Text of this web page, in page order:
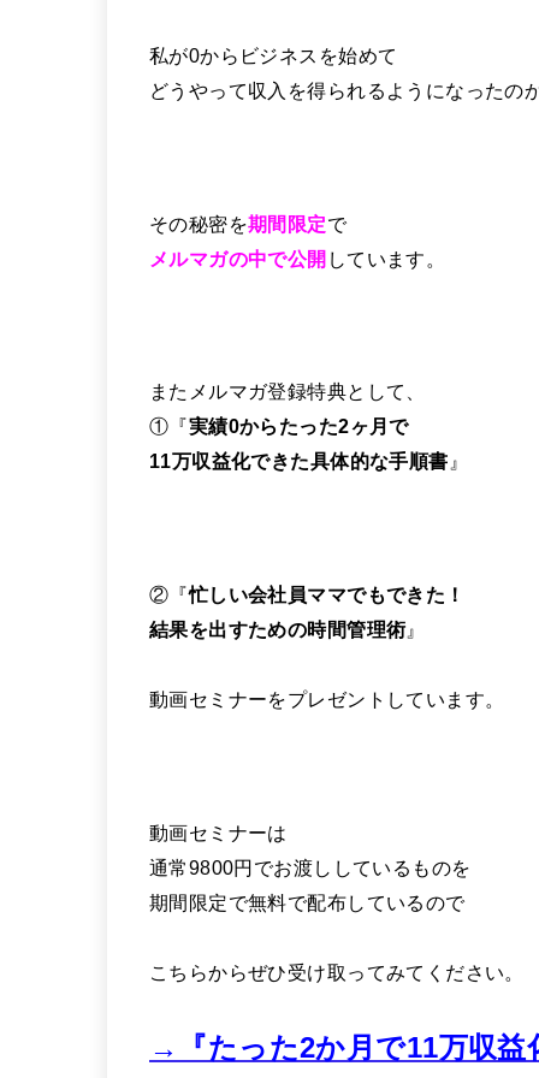
私が0からビジネスを始めて
どうやって収入を得られるようになったの
その秘密を期間限定で
メルマガの中で公開 しています。
またメルマガ登録特典として、
①『実績0からたった2ヶ月で
11万収益化できた具体的な手順書 』
②『忙しい会社員ママでもできた！
結果を出すための時間管理術』
動画セミナーをプレゼントしています。
動画セミナーは
通常9800円でお渡ししているものを
期間限定で無料で配布しているので
こちらからぜひ受け取ってみてください。
→『たった2か月で11万収益